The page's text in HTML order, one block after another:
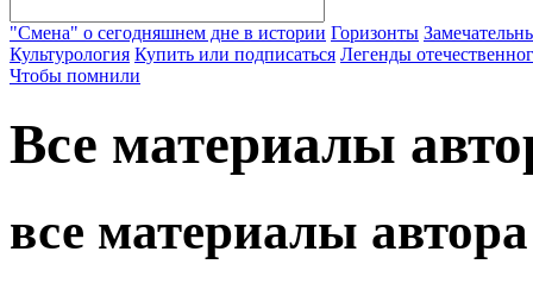
"Смена" о сегодняшнем дне в истории Горизонты
Культурология Купить или подписаться Легенды
Чтобы помнили
Все материалы
все материалы автора